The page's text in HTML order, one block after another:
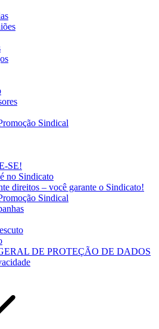
Sindical
SE!
no Sindicato
direitos – você garante o Sindicato!
Sindical
DE PROTEÇÃO DE DADOS